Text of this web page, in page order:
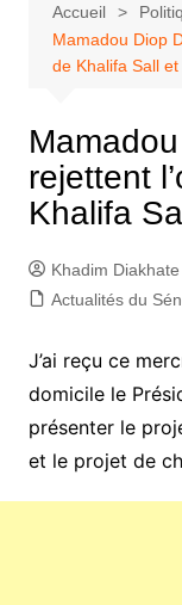
Accueil
Mamadou Diop
de Khalifa Sall
rejettent
Khalifa
Khadim Diakhate
Actualités du
J’ai reçu ce
domicile le
présenter le
et le projet de